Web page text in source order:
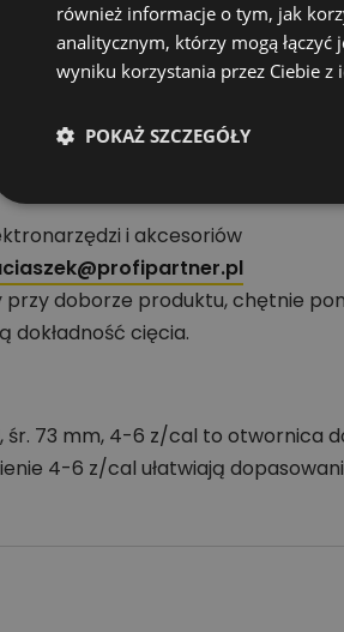
bimetaliczną stosuj odpowiednie
działu narzędzi i
i akcesoriów
doborze produktu, chętnie
dokładność cięcia.
śr. 73 mm, 4-6 z/cal to otwornica
4-6 z/cal ułatwiają
również informacje o tym, jak
analitycznym, którzy mogą
wyniku korzystania przez Ciebie z
POKAŻ SZCZEGÓŁY